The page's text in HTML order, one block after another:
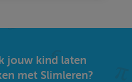
jouw kind laten
met Slimleren?